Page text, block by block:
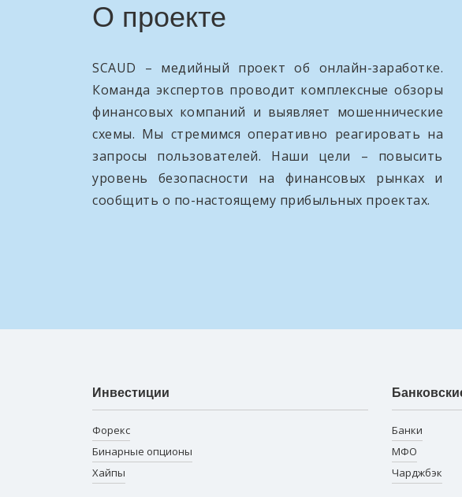
О проекте
SCAUD – медийный проект об онлайн-заработке.
Команда экспертов проводит комплексные обзоры
финансовых компаний и выявляет мошеннические
схемы. Мы стремимся оперативно реагировать на
запросы пользователей. Наши цели – повысить
уровень безопасности на финансовых рынках и
сообщить о по-настоящему прибыльных проектах.
Инвестиции
Форекс
Бинарные опционы
Хайпы
Банки
МФО
Чарджбэк